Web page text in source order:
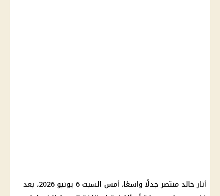
أثار خالد منتصر جدلًا واسعًا، أمس السبت 6 يونيو 2026، بعد